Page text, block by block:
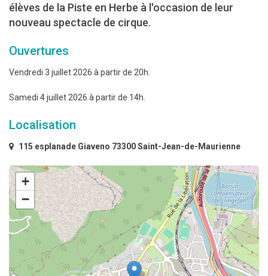
élèves de la Piste en Herbe à l'occasion de leur
nouveau spectacle de cirque.
Ouvertures
Vendredi 3 juillet 2026 à partir de 20h.
Samedi 4 juillet 2026 à partir de 14h.
Localisation
115 esplanade Giaveno 73300 Saint-Jean-de-Maurienne
+
−